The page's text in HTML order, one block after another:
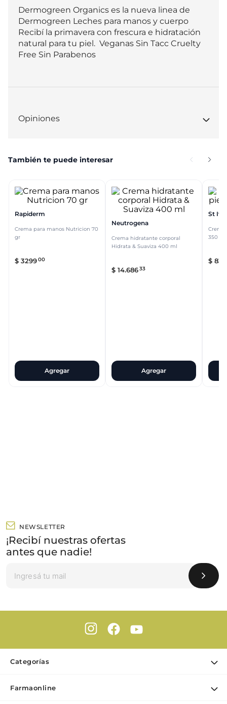
Dermogreen Organics es la nueva linea de
Dermogreen Leches para manos y cuerpo
Recibí la primavera con frescura e hidratación
natural para tu piel.  Veganas Sin Tacc Cruelty
Free Sin Parabenos
Opiniones
También te puede interesar
Rapiderm
Crema para manos Nutricion 70
gr
$ 329900
Agregar
Neutrogena
Crema hidratante corporal
Hidrata & Suaviza 400 ml
$ 14.68633
Agregar
St
Crema
350 ml
$
NEWSLETTER
¡Recibí nuestras ofertas
antes que nadie!
Categorías
Farmaonline